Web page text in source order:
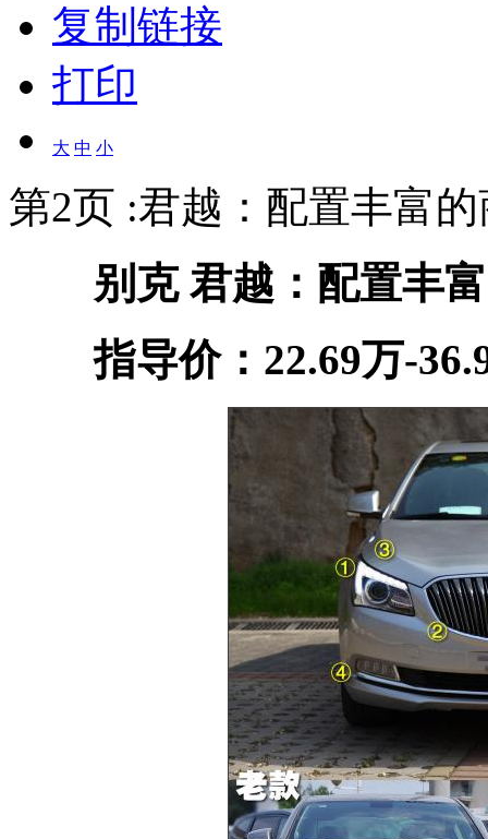
复制链接
打印
大 中 小
第2页 :君越：配置丰富
别克 君越：配置丰富
指导价：22.69万-